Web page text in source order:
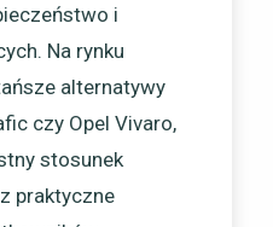
i
Na rynku
alternatywy
czy Opel Vivaro,
stosunek
praktyczne